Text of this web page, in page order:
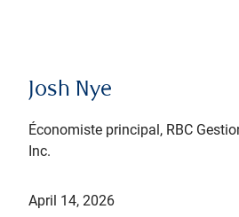
Josh Nye
Économiste principal, RBC
Inc.
April 14, 2026